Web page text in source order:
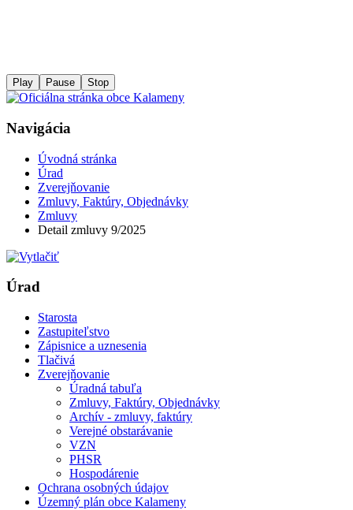
Play Pause Stop
Navigácia
Úvodná stránka
Úrad
Zverejňovanie
Zmluvy, Faktúry, Objednávky
Zmluvy
Detail zmluvy 9/2025
Úrad
Starosta
Zastupiteľstvo
Zápisnice a uznesenia
Tlačivá
Zverejňovanie
Úradná tabuľa
Zmluvy, Faktúry, Objednávky
Archív - zmluvy, faktúry
Verejné obstarávanie
VZN
PHSR
Hospodárenie
Ochrana osobných údajov
Územný plán obce Kalameny